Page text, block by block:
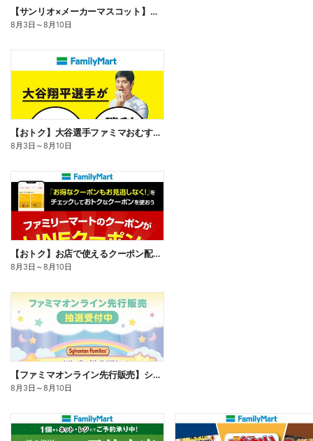
【サンリオ×メーカーマスコット】オリジナルグッズ貰える!
8月3日 ～8月10日
【おトク】大谷選手ファミマおむすび割
8月3日 ～8月10日
【おトク】お店で使えるクーポン配信中
8月3日 ～8月10日
【ファミマオンライン先行販売】シルバニアファミリー
8月3日 ～8月10日